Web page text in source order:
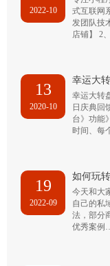
2022-10
式互联网
发团队技
店铺】 2
13
2020-10
幸运大
幸运大转
日庆典回
台》功能
时间、每
19
2022-09
如何玩
今天和大
自己的私
法，部分
优秀案例